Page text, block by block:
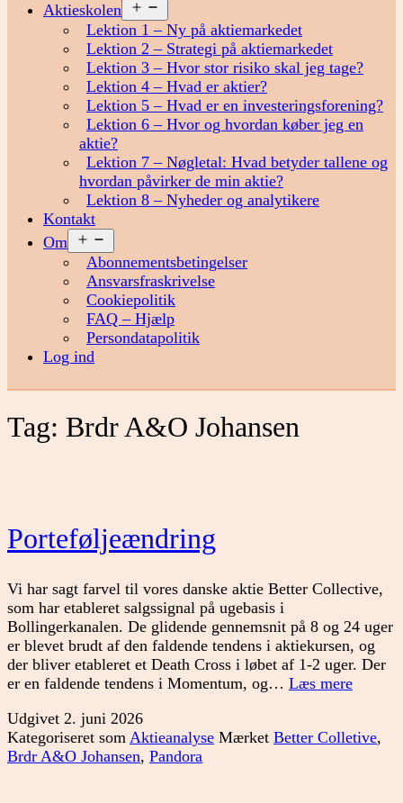
Aktieskolen
menu
Lektion 1 – Ny på aktiemarkedet
Lektion 2 – Strategi på aktiemarkedet
Lektion 3 – Hvor stor risiko skal jeg tage?
Lektion 4 – Hvad er aktier?
Lektion 5 – Hvad er en investeringsforening?
Lektion 6 – Hvor og hvordan køber jeg en
aktie?
Lektion 7 – Nøgletal: Hvad betyder tallene og
hvordan påvirker de min aktie?
Lektion 8 – Nyheder og analytikere
Kontakt
Om
menu
Abonnementsbetingelser
Ansvarsfraskrivelse
Cookiepolitik
FAQ – Hjælp
Persondatapolitik
Log ind
Tag: Brdr A&O Johansen
Porteføljeændring
Vi har sagt farvel til vores danske aktie Better Collective,
som har etableret salgssignal på ugebasis i
Bollingerkanalen. De glidende gennemsnit på 8 og 24 uger
er blevet brudt af den faldende tendens i aktiekursen, og
der bliver etableret et Death Cross i løbet af 1-2 uger. Der
er en faldende tendens i Momentum, og… Læs mere
Udgivet 2. juni 2026
Kategoriseret som Aktieanalyse Mærket Better Colletive,
Brdr A&O Johansen, Pandora